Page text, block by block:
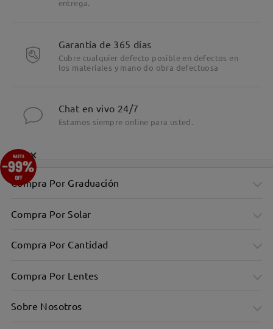
entrega.
Garantía de 365 días
Cubre cualquier defecto posible en defectos en
los materiales y mano do obra defectuosa
Chat en vivo 24/7
Estamos siempre online para usted.
Compra Por Graduación
Compra Por Solar
Compra Por Cantidad
Compra Por Lentes
Sobre Nosotros
×